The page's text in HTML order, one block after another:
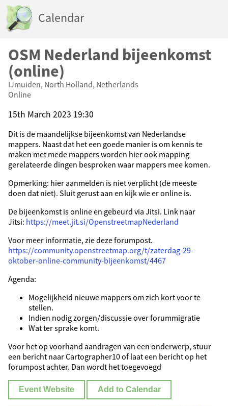
Calendar
OSM Nederland bijeenkomst
(online)
IJmuiden, North Holland, Netherlands
Online
15th March 2023 19:30
Dit is de maandelijkse bijeenkomst van Nederlandse
mappers. Naast dat het een goede manier is om kennis te
maken met mede mappers worden hier ook mapping
gerelateerde dingen besproken waar mappers mee komen.
Opmerking: hier aanmelden is niet verplicht (de meeste
doen dat niet). Sluit gerust aan en kijk wie er online is.
De bijeenkomst is online en gebeurd via Jitsi. Link naar
Jitsi: https://meet.jit.si/OpenstreetmapNederland
Voor meer informatie, zie deze forumpost.
https://community.openstreetmap.org/t/zaterdag-29-
oktober-online-community-bijeenkomst/4467
Agenda:
Mogelijkheid nieuwe mappers om zich kort voor te
stellen.
Indien nodig zorgen/discussie over forummigratie
Wat ter sprake komt.
Voor het op voorhand aandragen van een onderwerp, stuur
een bericht naar Cartographer10 of laat een bericht op het
forumpost achter. Dan wordt het toegevoegd
Event Website Add to Calendar